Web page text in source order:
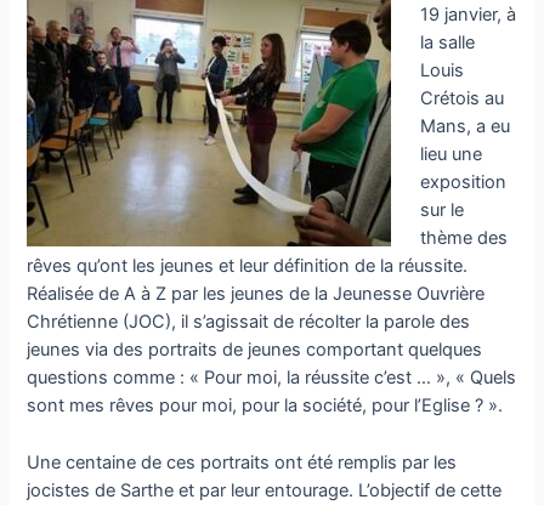
19 janvier, à
la salle
Louis
Crétois au
Mans, a eu
lieu une
exposition
sur le
thème des
rêves qu’ont les jeunes et leur définition de la réussite.
Réalisée de A à Z par les jeunes de la Jeunesse Ouvrière
Chrétienne (JOC), il s’agissait de récolter la parole des
jeunes via des portraits de jeunes comportant quelques
questions comme : « Pour moi, la réussite c’est … », « Quels
sont mes rêves pour moi, pour la société, pour l’Eglise ? ».
Une centaine de ces portraits ont été remplis par les
jocistes de Sarthe et par leur entourage. L’objectif de cette